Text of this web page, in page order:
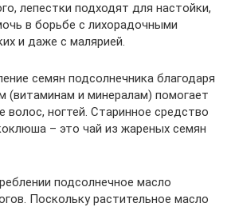
лепестки подходят для настойки,
в борьбе с лихорадочными
и даже с малярией.
семян подсолнечника благодаря
(витаминам и минералам) помогает
волос, ногтей. Старинное средство
– это чай из жареных семян
подсолнечное масло
Поскольку растительное масло